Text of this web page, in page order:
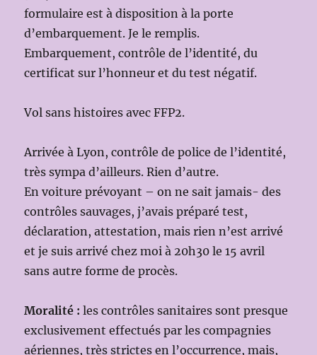
formulaire est à disposition à la porte
d’embarquement. Je le remplis.
Embarquement, contrôle de l’identité, du
certificat sur l’honneur et du test négatif.
Vol sans histoires avec FFP2.
Arrivée à Lyon, contrôle de police de l’identité,
très sympa d’ailleurs. Rien d’autre.
En voiture prévoyant – on ne sait jamais- des
contrôles sauvages, j’avais préparé test,
déclaration, attestation, mais rien n’est arrivé
et je suis arrivé chez moi à 20h30 le 15 avril
sans autre forme de procès.
Moralité : les contrôles sanitaires sont presque
exclusivement effectués par les compagnies
aériennes, très strictes en l’occurrence, mais,